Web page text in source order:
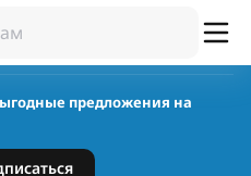
предложения на